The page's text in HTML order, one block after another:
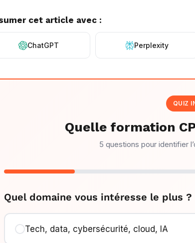
cet article avec :
ChatGPT Perplexity
QUIZ
Quelle formation
5 questions pour identifier
Quel domaine vous intéresse le plus ?
Tech, data, cybersécurité, cloud, IA